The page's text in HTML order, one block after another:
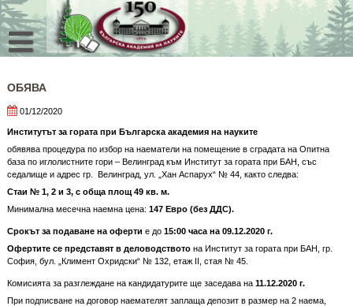
Skip
to
content
OБЯВА
01/12/2020
Институтът за гората при Българска академия на науките
обявява процедура по избор на наематели на помещение в сградата на Опитна
база по иглолистните гори – Велинград към Институт за гората при БАН, със
седалище и адрес гр. Велинград, ул. „Хан Аспарух“ № 44, както следва:
Стаи № 1, 2 и 3, с обща площ 49 кв. м.
Минимална месечна наемна цена: 147 Евро (без ДДС).
Срокът за подаване на оферти е до 15:00 часа на 09.12.2020 г.
Офертите се представят в деловодството на Институт за гората при БАН, гр.
София, бул. „Климент Охридски“ № 132, етаж II, стая № 45.
Комисията за разглеждане на кандидатурите ще заседава на 11.12.2020 г.
При подписване на договор наемателят заплаща депозит в размер на 2 наема,